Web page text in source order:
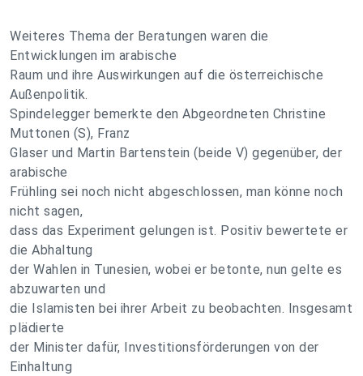
Weiteres Thema der Beratungen waren die
Entwicklungen im arabische
Raum und ihre Auswirkungen auf die österreichische
Außenpolitik.
Spindelegger bemerkte den Abgeordneten Christine
Muttonen (S), Franz
Glaser und Martin Bartenstein (beide V) gegenüber, der
arabische
Frühling sei noch nicht abgeschlossen, man könne noch
nicht sagen,
dass das Experiment gelungen ist. Positiv bewertete er
die Abhaltung
der Wahlen in Tunesien, wobei er betonte, nun gelte es
abzuwarten und
die Islamisten bei ihrer Arbeit zu beobachten. Insgesamt
plädierte
der Minister dafür, Investitionsförderungen von der
Einhaltung